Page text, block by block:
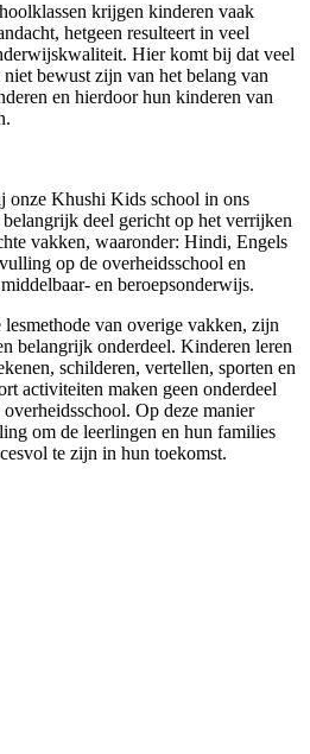
krijgen kinderen vaak
hetgeen resulteert in veel
Hier komt bij dat veel
bewust zijn van het belang van
en hierdoor hun kinderen van
onze Khushi Kids school in ons
deel gericht op het verrijken
vakken, waaronder: Hindi, Engels
op de overheidsschool en
en beroepsonderwijs.
van overige vakken, zijn
belangrijk onderdeel. Kinderen leren
schilderen, vertellen, sporten en
activiteiten maken geen onderdeel
Op deze manier
om de leerlingen en hun families
te zijn in hun toekomst.